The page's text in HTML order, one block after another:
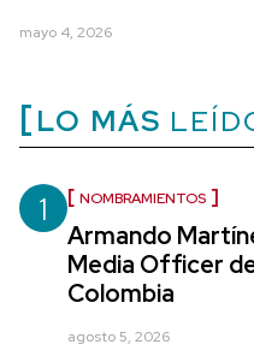
mayo 4, 2026
LO MÁS
1 NOMBRAMIENTOS
Armando
Media Officer
Colombia
agosto 5, 2026